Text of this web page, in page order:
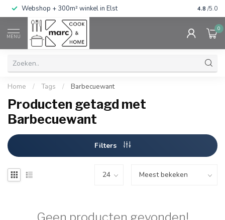
Webshop + 300m² winkel in Elst Gratis
4.8 /5.0
MENU
0
Home / Tags / Barbecuewant
Producten getagd met
Barbecuewant
Filters